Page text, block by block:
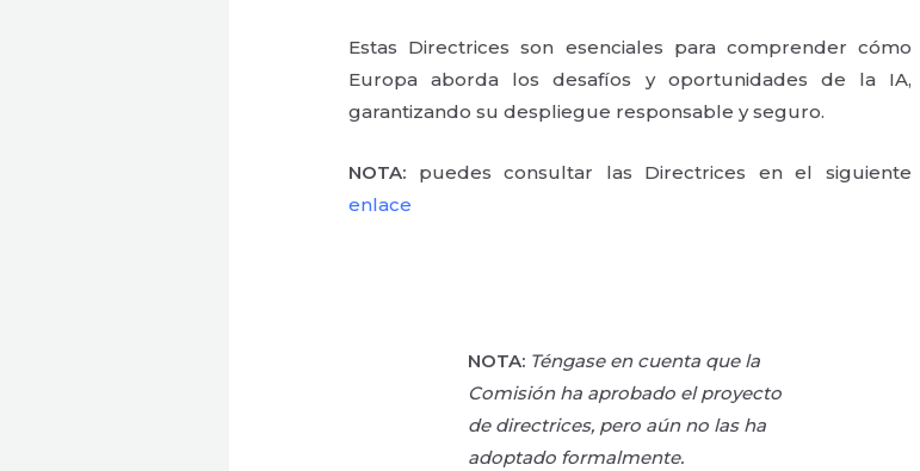
Estas Directrices son esenciales para comprender cómo
Europa aborda los desafíos y oportunidades de la IA,
garantizando su despliegue responsable y seguro.
NOTA: puedes consultar las Directrices en el siguiente
enlace
NOTA: Téngase en cuenta que la
Comisión ha aprobado el proyecto
de directrices, pero aún no las ha
adoptado formalmente.